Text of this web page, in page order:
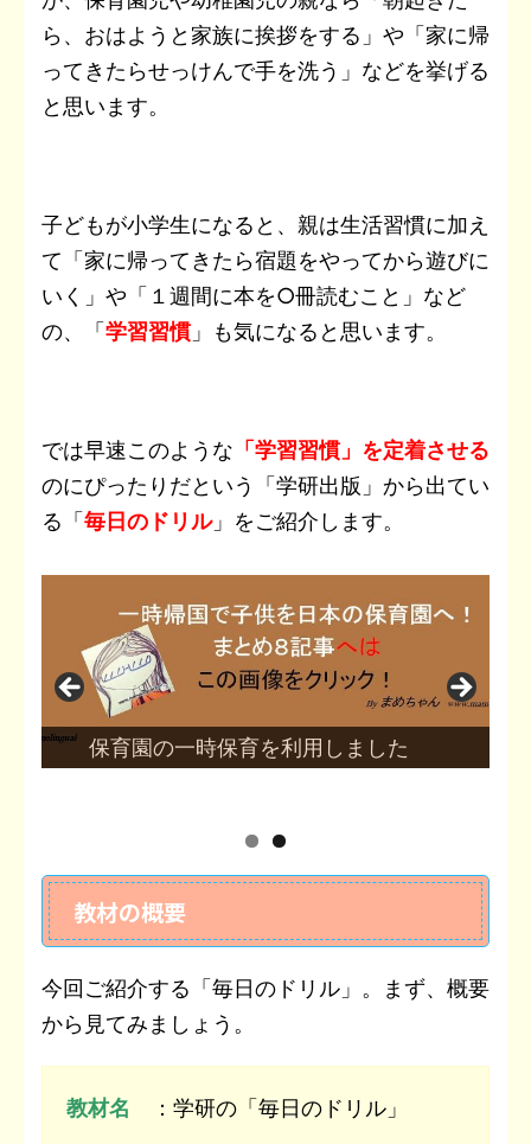
ら、おはようと家族に挨拶をする」や「家に帰
ってきたらせっけんで手を洗う」などを挙げる
と思います。
子どもが小学生になると、親は生活習慣に加え
て「家に帰ってきたら宿題をやってから遊びに
いく」や「１週間に本を○冊読むこと」など
の、「学習習慣」も気になると思います。
では早速このような 「学習習慣」を定着させる
のにぴったりだという「学研出版」から出てい
る「毎日のドリル」をご紹介します。
保育園の一時保育を利用しました
教材の概要
今回ご紹介する「毎日のドリル」。まず、概要
から見てみましょう。
教材名 ：学研の「毎日のドリル」